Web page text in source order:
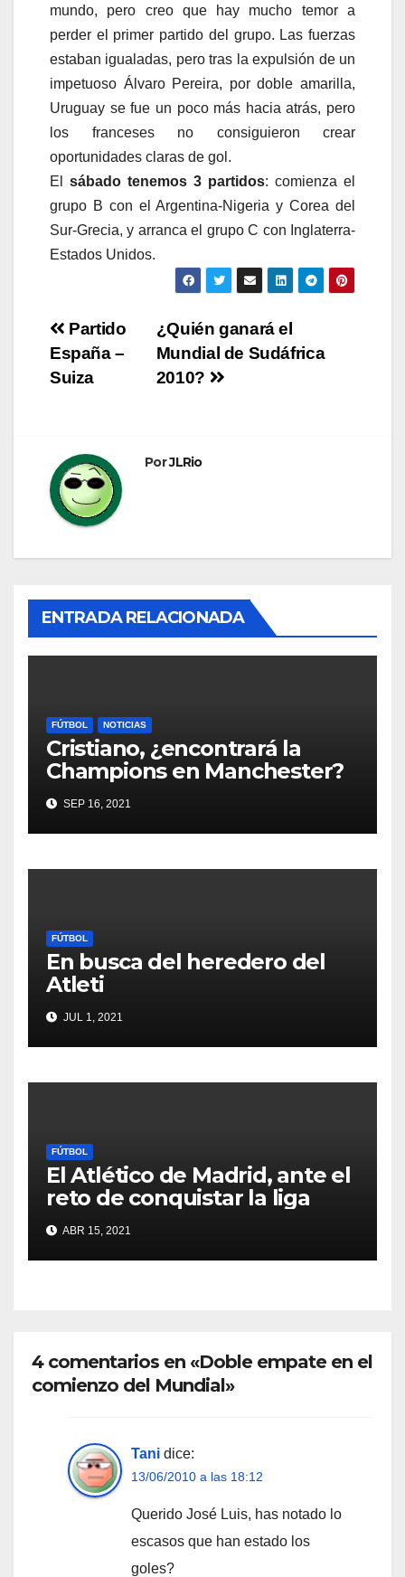
mundo, pero creo que hay mucho temor a
perder el primer partido del grupo. Las fuerzas
estaban igualadas, pero tras la expulsión de un
impetuoso Álvaro Pereira, por doble amarilla,
Uruguay se fue un poco más hacia atrás, pero
los franceses no consiguieron crear
oportunidades claras de gol.
El sábado tenemos 3 partidos: comienza el
grupo B con el Argentina-Nigeria y Corea del
Sur-Grecia, y arranca el grupo C con Inglaterra-
Estados Unidos.
Navegación
de
¿Quién ganará el
Mundial de Sudáfrica
2010?
Partido
España –
Suiza
PorJLRio
ENTRADA RELACIONADA
FÚTBOL NOTICIAS
Cristiano, ¿encontrará la
Champions en Manchester?
SEP 16, 2021
FÚTBOL
En busca del heredero del
Atleti
JUL 1, 2021
FÚTBOL
El Atlético de Madrid, ante el
reto de conquistar la liga
ABR 15, 2021
4 comentarios en «Doble empate en el
comienzo del Mundial»
Tani dice:
13/06/2010 a las 18:12
Querido José Luis, has notado lo
escasos que han estado los
goles?